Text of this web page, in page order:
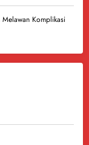
Komplikasi